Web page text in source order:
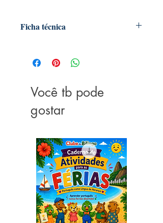
Ficha técnica
integral traduzido do original em inglês
edição (15 janeiro 2020)
Páginas ‏ : ‎ 336
ISBN ‏ : ‎ 978-8538092667
Dimensões ‏ : ‎ 23 x 15.4 x 2.2 cm
Você tb pode
gostar